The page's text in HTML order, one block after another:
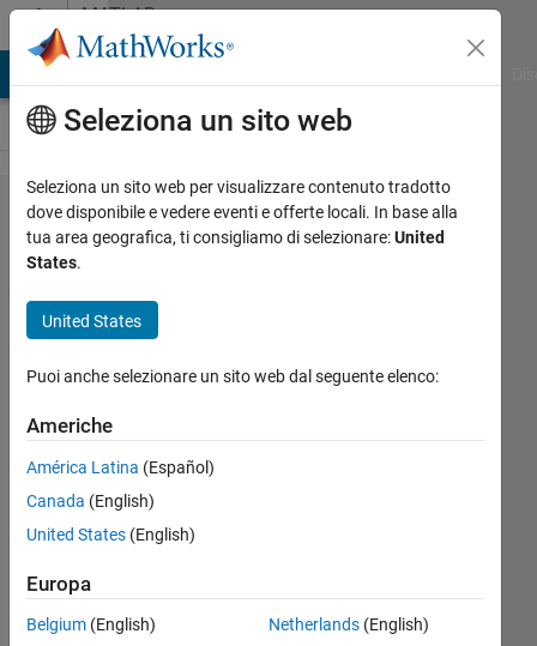
Vai al contenutoMATLAB
Answers
Getting
UTC
from
time -
leap
seconds
Bruce
20 Ott
2020
2
Seleziona un sito web
Seleziona un sito web per visualizzare contenuto tradotto
dove disponibile e vedere eventi e offerte locali. In base alla
tua area geografica, ti consigliamo di selezionare:United
States.
United States
Puoi anche selezionare un sito web dal seguente elenco:
Americhe
América Latina (Español)
Canada (English)
United States (English)
Europa
Belgium (English)
Netherlands(English)